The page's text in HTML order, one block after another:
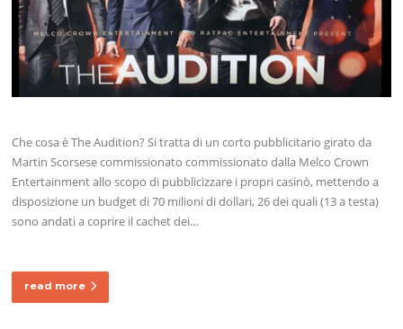
Che cosa è The Audition? Si tratta di un corto pubblicitario girato da
Martin Scorsese commissionato commissionato dalla Melco Crown
Entertainment allo scopo di pubblicizzare i propri casinò, mettendo a
disposizione un budget di 70 milioni di dollari, 26 dei quali (13 a testa)
sono andati a coprire il cachet dei…
read more